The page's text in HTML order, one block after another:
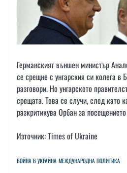
Германският външен министър
се срещне с унгарския си колега в
разговори. Но унгарското
срещата. Това се случи, след
разкритикува Орбан за
Източник: Times of Ukraine
ВОЙНА В УКРАЙНА МЕЖДУНАРОДНА ПОЛИТИКА